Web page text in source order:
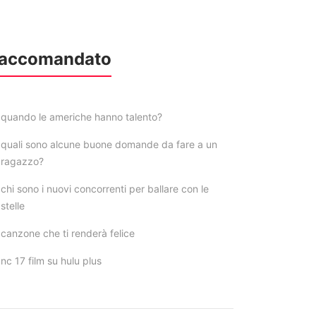
quando le americhe hanno talento?
quali sono alcune buone domande da fare a un
ragazzo?
chi sono i nuovi concorrenti per ballare con le
stelle
canzone che ti renderà felice
nc 17 film su hulu plus